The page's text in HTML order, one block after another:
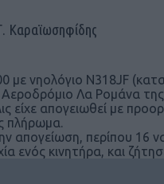
Καραϊωσηφίδης
με νηολόγιο N318JF
Λα Ρομάνα της
είχε απογειωθεί με
πλήρωμα.
απογείωση, περίπου 16
ενός κινητήρα, και